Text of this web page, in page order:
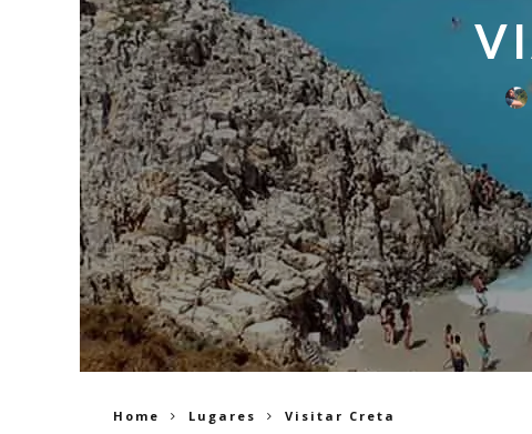
Home Lugares Visitar Creta